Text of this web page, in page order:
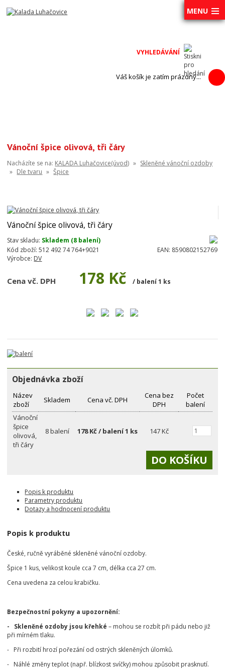
MENU
Váš košík je zatím prázdný...
Vánoční špice olivová, tři čáry
Nacházíte se na: KALADA Luhačovice(úvod) » Skleněné vánoční ozdoby
» Dle tvaru » Špice
Vánoční špice olivová, tři čáry
Stav skladu: Skladem (8 balení)
Kód zboží: 512 492 74 764+9021 EAN: 8590802152769
Výrobce: DV
Cena vč. DPH 178 Kč / balení 1 ks
Objednávka zboží
Název
zboží
Skladem Cena vč. DPH
Cena bez
DPH
Počet
balení
Vánoční
špice
olivová,
tři čáry
8 balení 178 Kč / balení 1 ks 147 Kč
Popis k produktu
Parametry produktu
Dotazy a hodnocení produktu
Popis k produktu
České, ručně vyráběné skleněné vánoční ozdoby.
Špice 1 kus, velikost koule cca 7 cm, délka cca 27 cm.
Cena uvedena za celou krabičku.
Bezpečnostní pokyny a upozornění:
- Skleněné ozdoby jsou křehké – mohou se rozbít při pádu nebo již
při mírném tlaku.
- Při rozbití hrozí pořezání od ostrých skleněných úlomků.
- Náhlé změny teplot (např. blízkost svíčky) mohou způsobit prasknutí.